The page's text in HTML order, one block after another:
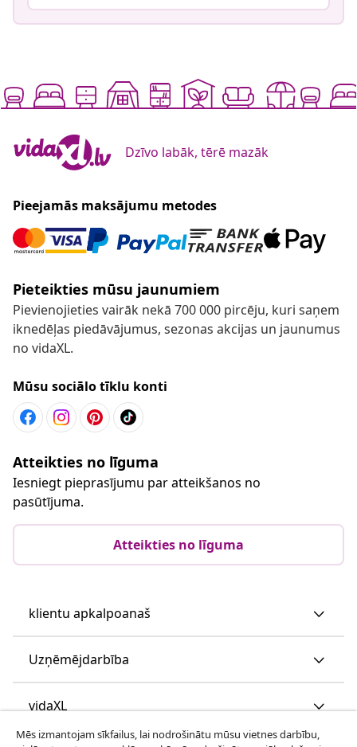
Dzīvo labāk, tērē mazāk
Pieejamās maksājumu metodes
Pieteikties mūsu jaunumiem
Pievienojieties vairāk nekā 700 000 pircēju, kuri saņem
iknedēļas piedāvājumus, sezonas akcijas un jaunumus
no vidaXL.
Mūsu sociālo tīklu konti
Atteikties no līguma
Iesniegt pieprasījumu par atteikšanos no
pasūtījuma.
Atteikties no līguma
klientu apkalpoanaš
Uzņēmējdarbība
vidaXL
Mēs izmantojam sīkfailus, lai nodrošinātu mūsu vietnes darbību,